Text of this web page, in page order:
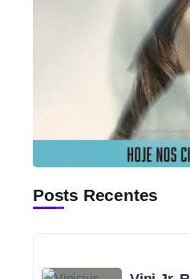
Posts Recentes